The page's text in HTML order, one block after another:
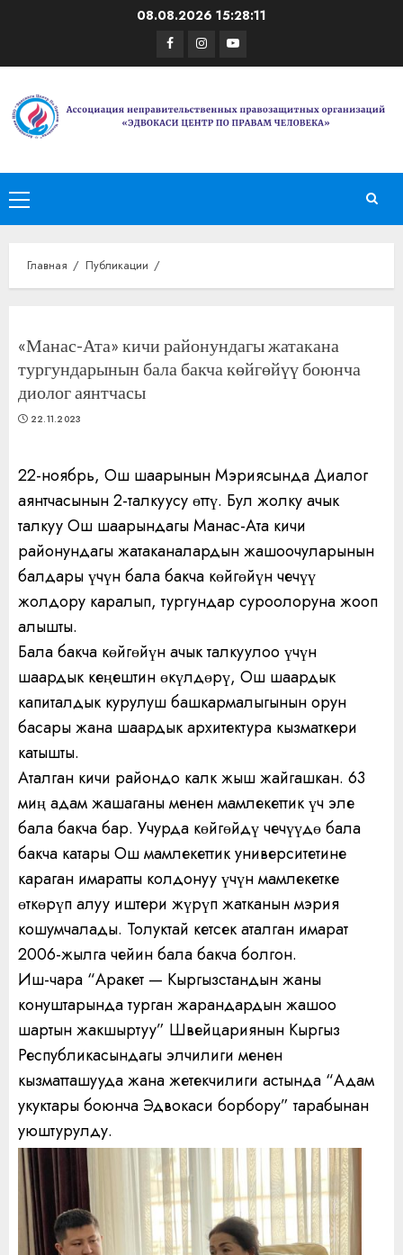
08.08.2026 15:28:11
Facebook
Instagram
Youtube
Основное
меню
Главная Публикации
«Манас-Ата» кичи районундагы жатакана
тургундарынын бала бакча көйгөйүү боюнча
диолог аянтчасы
22.11.2023
22-ноябрь, Ош шаарынын Мэриясында Диалог
аянтчасынын 2-талкуусу өттү. Бул жолку ачык
талкуу Ош шаарындагы Манас-Ата кичи
районундагы жатаканалардын жашоочуларынын
балдары үчүн бала бакча көйгөйүн чечүү
жолдору каралып, тургундар суроолоруна жооп
алышты.
Бала бакча көйгөйүн ачык талкуулоо үчүн
шаардык кеңештин өкүлдөрү, Ош шаардык
капиталдык курулуш башкармалыгынын орун
басары жана шаардык архитектура кызматкери
катышты.
Аталган кичи райондо калк жыш жайгашкан. 63
миң адам жашаганы менен мамлекеттик үч эле
бала бакча бар. Учурда көйгөйдү чечүүдө бала
бакча катары Ош мамлекеттик университетине
караган имаратты колдонуу үчүн мамлекетке
өткөрүп алуу иштери жүрүп жатканын мэрия
кошумчалады. Толуктай кетсек аталган имарат
2006-жылга чейин бала бакча болгон.
Иш-чара “Аракет — Кыргызстандын жаны
конуштарында турган жарандардын жашоо
шартын жакшыртуу” Швейцариянын Кыргыз
Республикасындагы элчилиги менен
кызматташууда жана жетекчилиги астында “Адам
укуктары боюнча Эдвокаси борбору” тарабынан
уюштурулду.